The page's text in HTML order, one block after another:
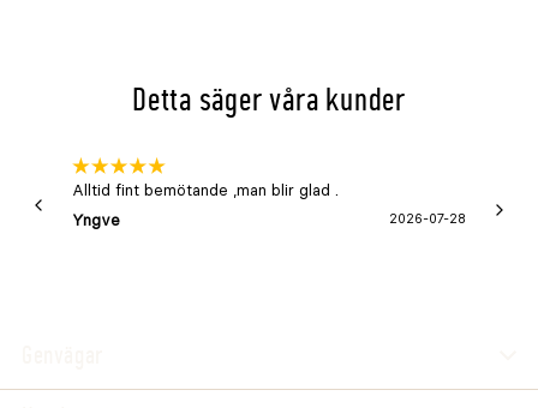
Detta säger våra kunder
Alltid fint bemötande ,man blir glad .
Yngve
2026-07-28